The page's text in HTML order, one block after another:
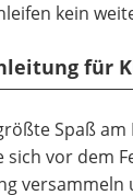
kein
für
Spaß am
sich vor dem
versammeln